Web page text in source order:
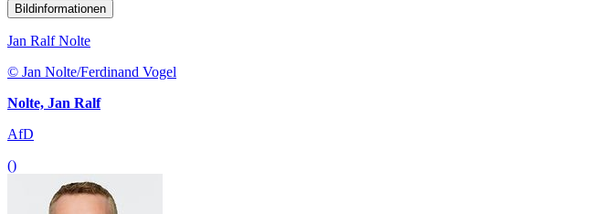
Bildinformationen
Jan Ralf Nolte
© Jan Nolte/Ferdinand Vogel
Nolte, Jan Ralf
AfD
()